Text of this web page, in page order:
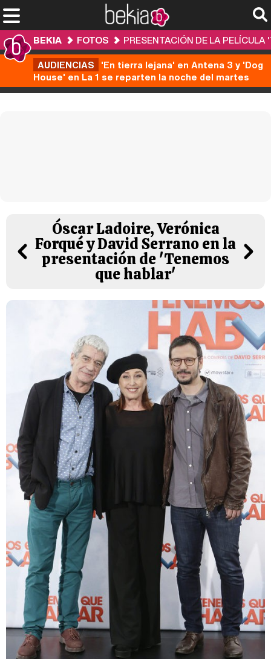
BEKIA FOTOS
PRESENTACIÓN DE LA
AUDIENCIAS 'En tierra lejana' en Antena 3 y 'Dog
House' en La 1 se reparten la noche del martes
Óscar Ladoire, Verónica
Forqué y David Serrano en la
presentación de 'Tenemos
que hablar'